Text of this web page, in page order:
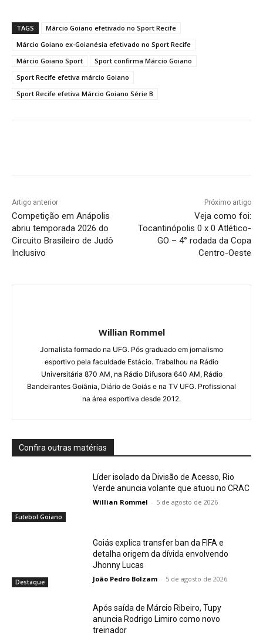
TAGS
Márcio Goiano efetivado no Sport Recife
Márcio Goiano ex-Goianésia efetivado no Sport Recife
Márcio Goiano Sport
Sport confirma Márcio Goiano
Sport Recife efetiva márcio Goiano
Sport Recife efetiva Márcio Goiano Série B
Artigo anterior
Competição em Anápolis
abriu temporada 2026 do
Circuito Brasileiro de Judô
Inclusivo
Próximo artigo
Veja como foi:
Tocantinópolis 0 x 0 Atlético-
GO – 4° rodada da Copa
Centro-Oeste
Willian Rommel
Jornalista formado na UFG. Pós graduado em jornalismo
esportivo pela faculdade Estácio. Trabalhou na Rádio
Universitária 870 AM, na Rádio Difusora 640 AM, Rádio
Bandeirantes Goiânia, Diário de Goiás e na TV UFG. Profissional
na área esportiva desde 2012.
Confira outras matérias
Futebol Goiano
Líder isolado da Divisão de Acesso, Rio
Verde anuncia volante que atuou no CRAC
Willian Rommel - 5 de agosto de 2026
Destaque
Goiás explica transfer ban da FIFA e
detalha origem da dívida envolvendo
Jhonny Lucas
João Pedro Bolzam - 5 de agosto de 2026
Após saída de Márcio Ribeiro, Tupy
anuncia Rodrigo Limiro como novo
treinador